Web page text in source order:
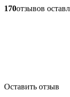
170отзывов
Оставить отзыв